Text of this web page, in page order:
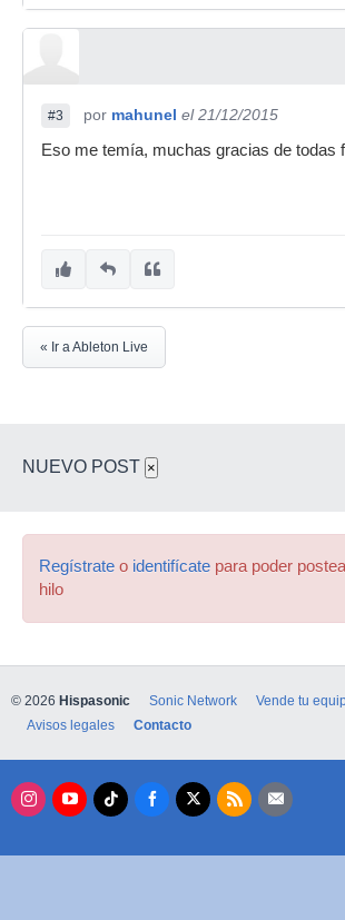
#3 por mahunel el 21/12/2015
Eso me temía, muchas gracias de todas
« Ir a Ableton Live
NUEVO POST ×
Regístrate o identifícate para poder
hilo
© 2026 Hispasonic Sonic Network Vende tu
Avisos legales
Contacto